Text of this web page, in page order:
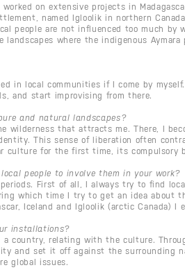
on extensive projects in
named Igloolik in northern
people are not influenced too much
where the indigenous
in local communities if I come by
and start improvising from there.
and natural landscapes?
wilderness that attracts me. There, I
This sense of liberation often
culture for the first time, its compulsory
people to involve them in your work?
First of all, I always try to find
which time I try to get an idea about
Iceland and Igloolik (arctic Canada)
installations?
country, relating with the culture.
and set it off against the surrounding
global issues.